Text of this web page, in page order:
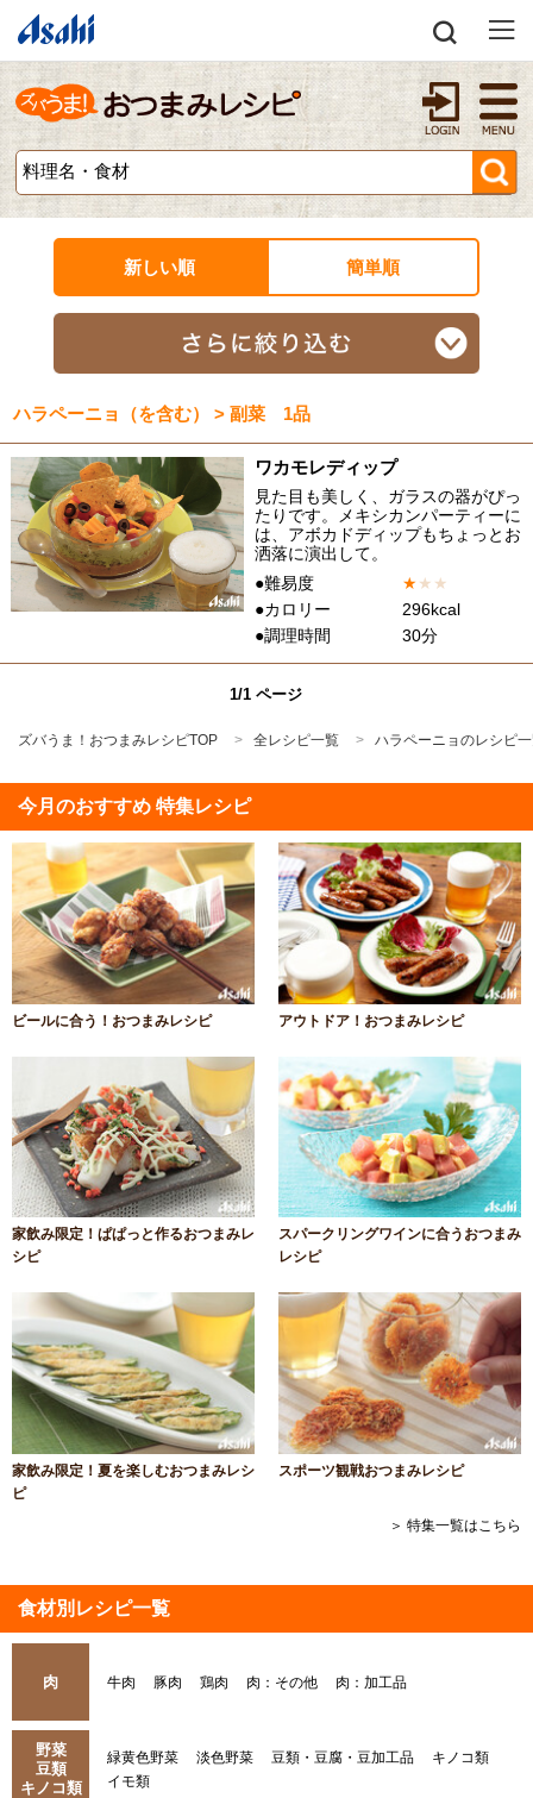
新しい順 簡単順
ハラペーニョ（を含む） > 副菜 1品
ワカモレディップ
見た目も美しく、ガラスの器がぴっ
たりです。メキシカンパーティーに
は、アボカドディップもちょっとお
洒落に演出して。
●難易度
★★ ★
●カロリー
296kcal
●調理時間
30分
1/1 ページ
ズバうま！おつまみレシピTOP 全レシピ一覧 ハラペーニョのレシピ
今月のおすすめ 特集レシピ
ビールに合う！おつまみレシピ アウトドア！おつまみレシピ
家飲み限定！ぱぱっと作るおつまみレ
シピ
スパークリングワインに合うおつまみ
レシピ
家飲み限定！夏を楽しむおつまみレシ
ピ
スポーツ観戦おつまみレシピ
＞ 特集一覧はこちら
食材別レシピ一覧
肉 牛肉 豚肉 鶏肉 肉：その他 肉：加工品
野菜
豆類
キノコ類
緑黄色野菜 淡色野菜 豆類・豆腐・豆加工品
キノコ類
イモ類